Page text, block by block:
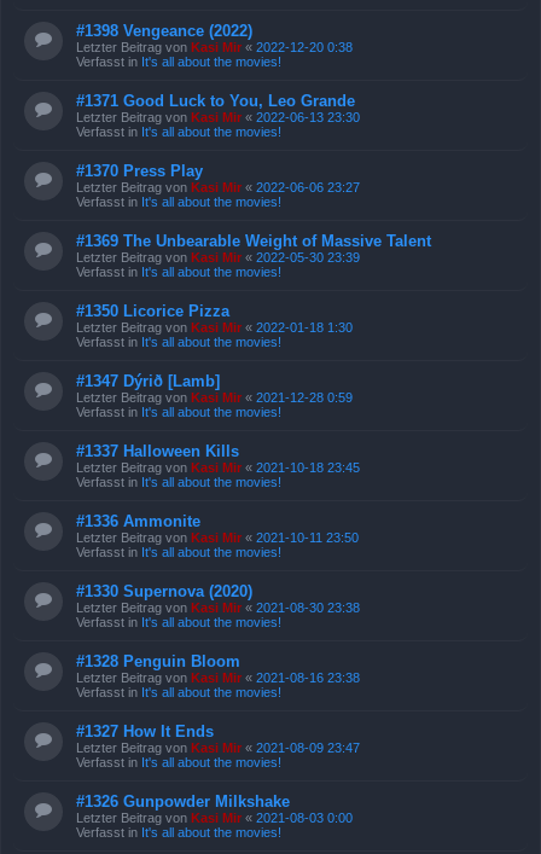
#1398 Vengeance (2022)
Letzter Beitrag von Kasi Mir « 2022-12-20 0:38
Verfasst in It's all about the movies!
#1371 Good Luck to You, Leo Grande
Letzter Beitrag von Kasi Mir « 2022-06-13 23:30
Verfasst in It's all about the movies!
#1370 Press Play
Letzter Beitrag von Kasi Mir « 2022-06-06 23:27
Verfasst in It's all about the movies!
#1369 The Unbearable Weight of Massive Talent
Letzter Beitrag von Kasi Mir « 2022-05-30 23:39
Verfasst in It's all about the movies!
#1350 Licorice Pizza
Letzter Beitrag von Kasi Mir « 2022-01-18 1:30
Verfasst in It's all about the movies!
#1347 Dýrið [Lamb]
Letzter Beitrag von Kasi Mir « 2021-12-28 0:59
Verfasst in It's all about the movies!
#1337 Halloween Kills
Letzter Beitrag von Kasi Mir « 2021-10-18 23:45
Verfasst in It's all about the movies!
#1336 Ammonite
Letzter Beitrag von Kasi Mir « 2021-10-11 23:50
Verfasst in It's all about the movies!
#1330 Supernova (2020)
Letzter Beitrag von Kasi Mir « 2021-08-30 23:38
Verfasst in It's all about the movies!
#1328 Penguin Bloom
Letzter Beitrag von Kasi Mir « 2021-08-16 23:38
Verfasst in It's all about the movies!
#1327 How It Ends
Letzter Beitrag von Kasi Mir « 2021-08-09 23:47
Verfasst in It's all about the movies!
#1326 Gunpowder Milkshake
Letzter Beitrag von Kasi Mir « 2021-08-03 0:00
Verfasst in It's all about the movies!